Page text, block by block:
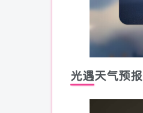
光遇天气预报